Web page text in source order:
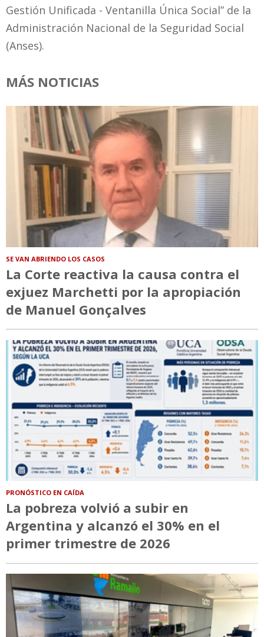
Gestión Unificada - Ventanilla Única Social” de la
Administración Nacional de la Seguridad Social
(Anses).
MÁS NOTICIAS
SE VAN ABRIENDO LOS CASOS
La Corte reactiva la causa contra el
exjuez Marchetti por la apropiación
de Manuel Gonçalves
PRONÓSTICO EN CAÍDA
La pobreza volvió a subir en
Argentina y alcanzó el 30% en el
primer trimestre de 2026